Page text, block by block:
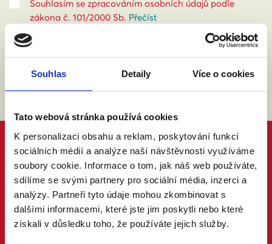
Souhlas Detaily Více o cookies
Tato webová stránka používá cookies
K personalizaci obsahu a reklam, poskytování funkcí
sociálních médií a analýze naší návštěvnosti využíváme
soubory cookie. Informace o tom, jak náš web používáte,
sdílíme se svými partnery pro sociální média, inzerci a
analýzy. Partneři tyto údaje mohou zkombinovat s
dalšími informacemi, které jste jim poskytli nebo které
získali v důsledku toho, že používáte jejich služby.
Souhlasím se zpracováním osobních údajů podle
zákona č. 101/2000 Sb. Přečíst